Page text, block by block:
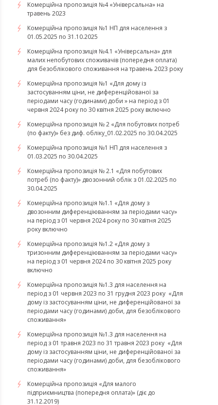
Комерційна пропозиція №4 «Універсальна» на
травень 2023
Комерційна пропозиція №1 НП для населення з
01.05.2025 по 31.10.2025
Комерційна пропозиція №4.1 «Універсальна» для
малих непобутових споживачів (попередня оплата)
для безоблікового споживання на травень 2023 року
Комерційна пропозиція №1 «Для дому із
застосуванням ціни, не диференційованої за
періодами часу (годинами) доби » на період з 01
червня 2024 року по 30 квітня 2025 року включно
Комерційна пропозиція № 2 «Для побутових потреб
(по факту)» без диф. обліку_01.02.2025 по 30.04.2025
Комерційна пропозиція №1 НП для населення з
01.03.2025 по 30.04.2025
Комерційна пропозиція № 2.1 «Для побутових
потреб (по факту)» двозонний облік з 01.02.2025 по
30.04.2025
Комерційна пропозиція №1.1 «Для дому з
двозонним диференціюванням за періодами часу»
на період з 01 червня 2024 року по 30 квітня 2025
року включно
Комерційна пропозиція №1.2 «Для дому з
тризонним диференціюванням за періодами часу»
на період з 01 червня 2024 по 30 квітня 2025 року
включно
​​​​​​​Комерційна пропозиція №1.3 для населення на
період з 01 червня 2023 по 31 грудня 2023 року «Для
дому із застосуванням ціни, не диференційованої за
періодами часу (годинами) доби, для безоблікового
споживання»
​​​​​​​Комерційна пропозиція №1.3 для населення на
період з 01 травня 2023 по 31 травня 2023 року «Для
дому із застосуванням ціни, не диференційованої за
періодами часу (годинами) доби, для безоблікового
споживання»
Комерційна пропозиція «Для малого
підприємництва (попередня оплата)» (діє до
31.12.2019)